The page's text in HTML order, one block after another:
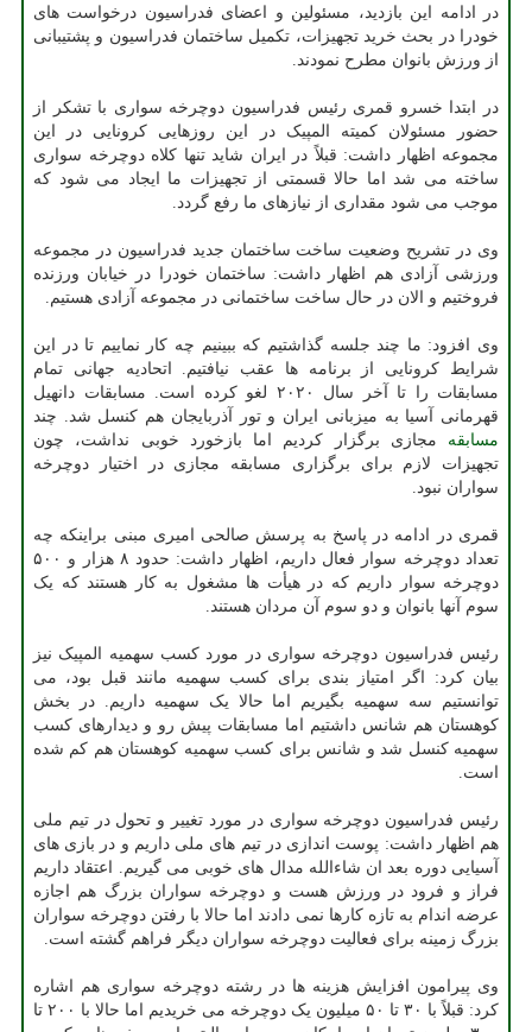
در ادامه این بازدید، مسئولین و اعضای فدراسیون درخواست های
خودرا در بحث خرید تجهیزات، تکمیل ساختمان فدراسیون و پشتیبانی
از ورزش بانوان مطرح نمودند.
در ابتدا خسرو قمری رئیس فدراسیون دوچرخه سواری با تشکر از
حضور مسئولان کمیته المپیک در این روزهایی کرونایی در این
مجموعه اظهار داشت: قبلاً در ایران شاید تنها کلاه دوچرخه سواری
ساخته می شد اما حالا قسمتی از تجهیزات ما ایجاد می شود که
موجب می شود مقداری از نیازهای ما رفع گردد.
وی در تشریح وضعیت ساخت ساختمان جدید فدراسیون در مجموعه
ورزشی آزادی هم اظهار داشت: ساختمان خودرا در خیابان ورزنده
فروختیم و الان در حال ساخت ساختمانی در مجموعه آزادی هستیم.
وی افزود: ما چند جلسه گذاشتیم که ببینیم چه کار نماییم تا در این
شرایط کرونایی از برنامه ها عقب نیافتیم. اتحادیه جهانی تمام
مسابقات را تا آخر سال ۲۰۲۰ لغو کرده است. مسابقات دانهیل
قهرمانی آسیا به میزبانی ایران و تور آذربایجان هم کنسل شد. چند
مسابقه مجازی برگزار کردیم اما بازخورد خوبی نداشت، چون
تجهیزات لازم برای برگزاری مسابقه مجازی در اختیار دوچرخه
سواران نبود.
قمری در ادامه در پاسخ به پرسش صالحی امیری مبنی براینکه چه
تعداد دوچرخه سوار فعال داریم، اظهار داشت: حدود ۸ هزار و ۵۰۰
دوچرخه سوار داریم که در هیأت ها مشغول به کار هستند که یک
سوم آنها بانوان و دو سوم آن مردان هستند.
رئیس فدراسیون دوچرخه سواری در مورد کسب سهمیه المپیک نیز
بیان کرد: اگر امتیاز بندی برای کسب سهمیه مانند قبل بود، می
توانستیم سه سهمیه بگیریم اما حالا یک سهمیه داریم. در بخش
کوهستان هم شانس داشتیم اما مسابقات پیش رو و دیدارهای کسب
سهمیه کنسل شد و شانس برای کسب سهمیه کوهستان هم کم شده
است.
رئیس فدراسیون دوچرخه سواری در مورد تغییر و تحول در تیم ملی
هم اظهار داشت: پوست اندازی در تیم های ملی داریم و در بازی های
آسیایی دوره بعد ان شاءالله مدال های خوبی می گیریم. اعتقاد داریم
فراز و فرود در ورزش هست و دوچرخه سواران بزرگ هم اجازه
عرضه اندام به تازه کارها نمی دادند اما حالا با رفتن دوچرخه سواران
بزرگ زمینه برای فعالیت دوچرخه سواران دیگر فراهم گشته است.
وی پیرامون افزایش هزینه ها در رشته دوچرخه سواری هم اشاره
کرد: قبلاً با ۳۰ تا ۵۰ میلیون یک دوچرخه می خریدیم اما حالا با ۲۰۰ تا